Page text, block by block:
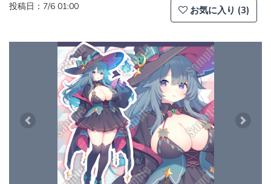
投稿日：7/6 01:00
お気に入り (3)
Previous Next